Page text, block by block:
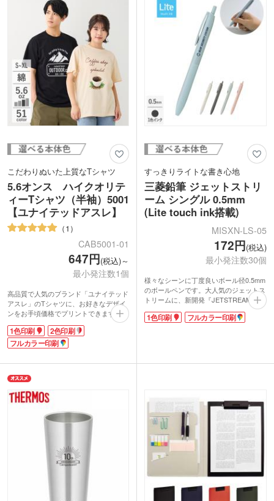
こだわりぬいた上質なTシャツ
5.6オンス ハイクオリテ
ィーTシャツ（半袖）5001
【ユナイテッドアスレ】
1
CAB5001-01
647円(税込)～
最小発注数1個
高品質で人気のブランド「ユナイテッド
アスレ」のTシャツに、お好きなデザイ
ンをお手頃価格でプリントできます。
「よれない・長持ちする」頼れる生地
で、オリジナルTシャツを手軽に作成可
能。印刷は1色からフルカラーまで対
かせ。クラスTシャツからイベントスタ
ンでご活用いただけます。
ほど良い厚みで性別や年代を問わず着用
しやすい正統派な1枚。豊富なカラーバ
リエーションで、好みの色もきっと見つ
1色印刷
2色印刷
フルカラー印刷
すっきりライトな書き心地
三菱鉛筆 ジェットストリ
ーム シングル 0.5mm
(Lite touch ink搭載)
MISXN-LS-05
172円(税込)
最小発注数30個
様々なシーンに丁度良いボール径0.5mm
のボールペンです。大人気のジェットス
トリームに、新開発『JETSTREAM Lite
touch ink』を搭載した単色ボールペンが
仲間入り。従来のインクよりさらに筆記
1色印刷 フルカラー印刷